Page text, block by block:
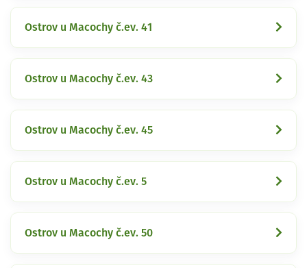
Ostrov u Macochy č.ev. 41
Ostrov u Macochy č.ev. 43
Ostrov u Macochy č.ev. 45
Ostrov u Macochy č.ev. 5
Ostrov u Macochy č.ev. 50